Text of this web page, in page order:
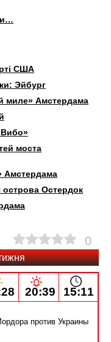
США
Эйбург
миле» Амстердама
моста
Амстердама
Остердок
0
20:39 15:11
против Украины